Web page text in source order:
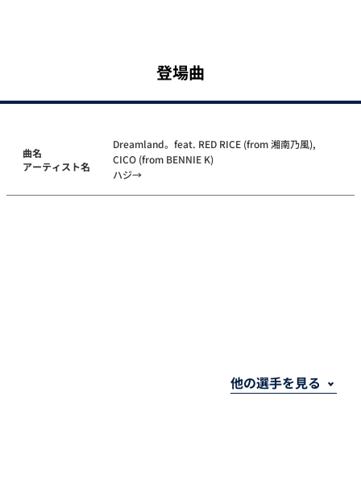
登場曲
曲名
アーティスト名
Dreamland。feat. RED RICE (from 湘南乃風),
CICO (from BENNIE K)
ハジ→